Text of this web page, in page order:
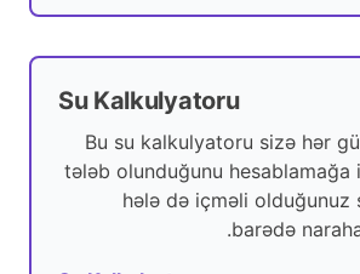
Su Kalkulyatoru
Bu su kalkulyatoru sizə hər
tələb olunduğunu hesablamağa
hələ də içməli olduğunuz
barədə